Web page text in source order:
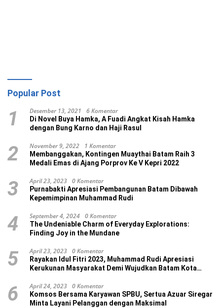
Popular Post
1 Desember 13, 2021 6 Komentar
Di Novel Buya Hamka, A Fuadi Angkat Kisah Hamka
dengan Bung Karno dan Haji Rasul
2 November 9, 2022 1 Komentar
Membanggakan, Kontingen Muaythai Batam Raih 3
Medali Emas di Ajang Porprov Ke V Kepri 2022
3 April 23, 2023 0 Komentar
Purnabakti Apresiasi Pembangunan Batam Dibawah
Kepemimpinan Muhammad Rudi
4 September 4, 2024 0 Komentar
The Undeniable Charm of Everyday Explorations:
Finding Joy in the Mundane
5 April 23, 2023 0 Komentar
Rayakan Idul Fitri 2023, Muhammad Rudi Apresiasi
Kerukunan Masyarakat Demi Wujudkan Batam Kota
6 April 24, 2023 0 Komentar
Komsos Bersama Karyawan SPBU, Sertua Azuar Siregar
Minta Layani Pelanggan dengan Maksimal